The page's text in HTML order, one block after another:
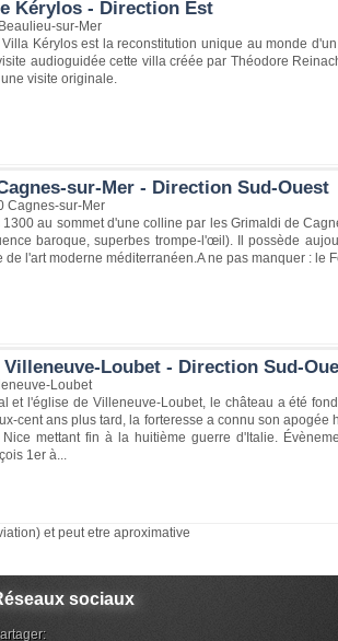
Kérylos - Direction Est
sur-Mer
Kérylos est la reconstitution unique au monde
audioguidée cette villa créée par Théodore
visite originale.
sur-Mer - Direction Sud-Ouest
Cagnes-sur-Mer
au sommet d'une colline par les Grimaldi de
baroque, superbes trompe-l'œil). Il possède
de l'art moderne méditerranéen.A ne pas manquer : le
Villeneuve-Loubet - Direction Sud-
Loubet
et l'église de Villeneuve-Loubet, le château a été
cent ans plus tard, la forteresse a connu son
mettant fin à la huitième guerre d'Italie.
1er à...
et peut etre aproximative
sociaux